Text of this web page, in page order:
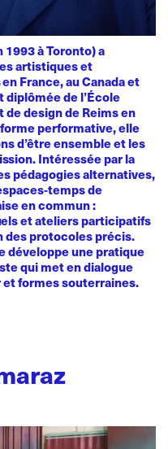
1993 à Toronto) a
artistiques et
France, au Canada et
diplômée de l’École
de design de Reims en
performative, elle
d’être ensemble et les
Intéressée par la
pédagogies alternatives,
temps de
en commun :
et ateliers participatifs
des protocoles précis.
développe une pratique
qui met en dialogue
formes souterraines.